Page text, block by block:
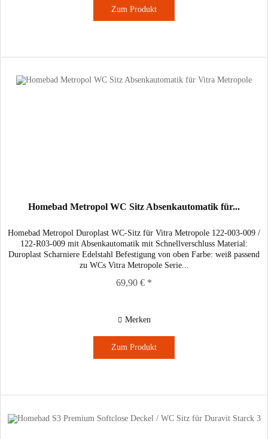
Zum Produkt
Homebad Metropol WC Sitz Absenkautomatik für...
Homebad Metropol Duroplast WC-Sitz für Vitra Metropole 122-003-009 /
122-R03-009 mit Absenkautomatik mit Schnellverschluss Material:
Duroplast Scharniere Edelstahl Befestigung von oben Farbe: weiß passend
zu WCs Vitra Metropole Serie...
69,90 € *
Merken
Zum Produkt